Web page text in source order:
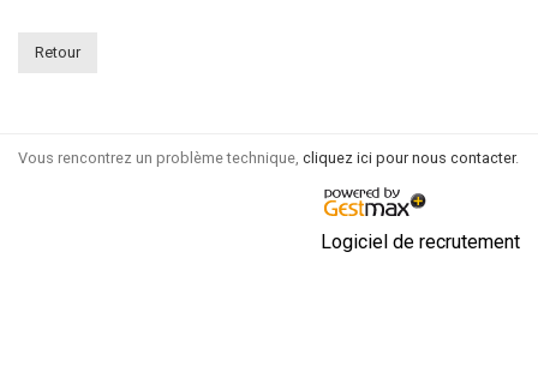
Retour
Vous rencontrez un problème technique, cliquez ici pour nous contacter.
Logiciel de recrutement